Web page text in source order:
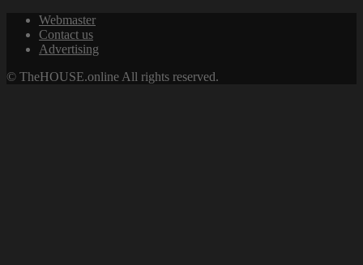
Webmaster
Contact us
Advertising
© TheHOUSE.online All rights reserved.